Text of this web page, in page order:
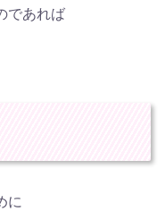
であれば
に